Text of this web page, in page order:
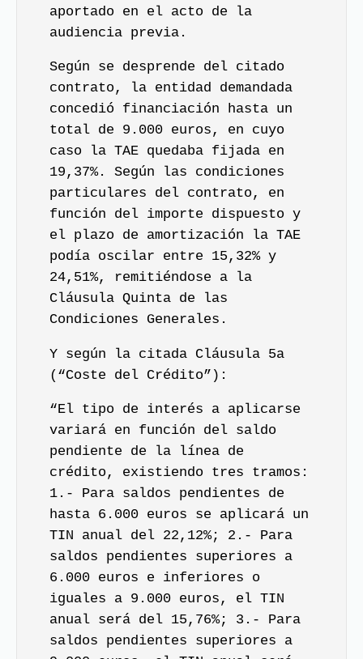
aportado en el acto de la
audiencia previa.
Según se desprende del citado
contrato, la entidad demandada
concedió financiación hasta un
total de 9.000 euros, en cuyo
caso la TAE quedaba fijada en
19,37%. Según las condiciones
particulares del contrato, en
función del importe dispuesto y
el plazo de amortización la TAE
podía oscilar entre 15,32% y
24,51%, remitiéndose a la
Cláusula Quinta de las
Condiciones Generales.
Y según la citada Cláusula 5a
(“Coste del Crédito”):
“El tipo de interés a aplicarse
variará en función del saldo
pendiente de la línea de
crédito, existiendo tres tramos:
1.- Para saldos pendientes de
hasta 6.000 euros se aplicará un
TIN anual del 22,12%; 2.- Para
saldos pendientes superiores a
6.000 euros e inferiores o
iguales a 9.000 euros, el TIN
anual será del 15,76%; 3.- Para
saldos pendientes superiores a